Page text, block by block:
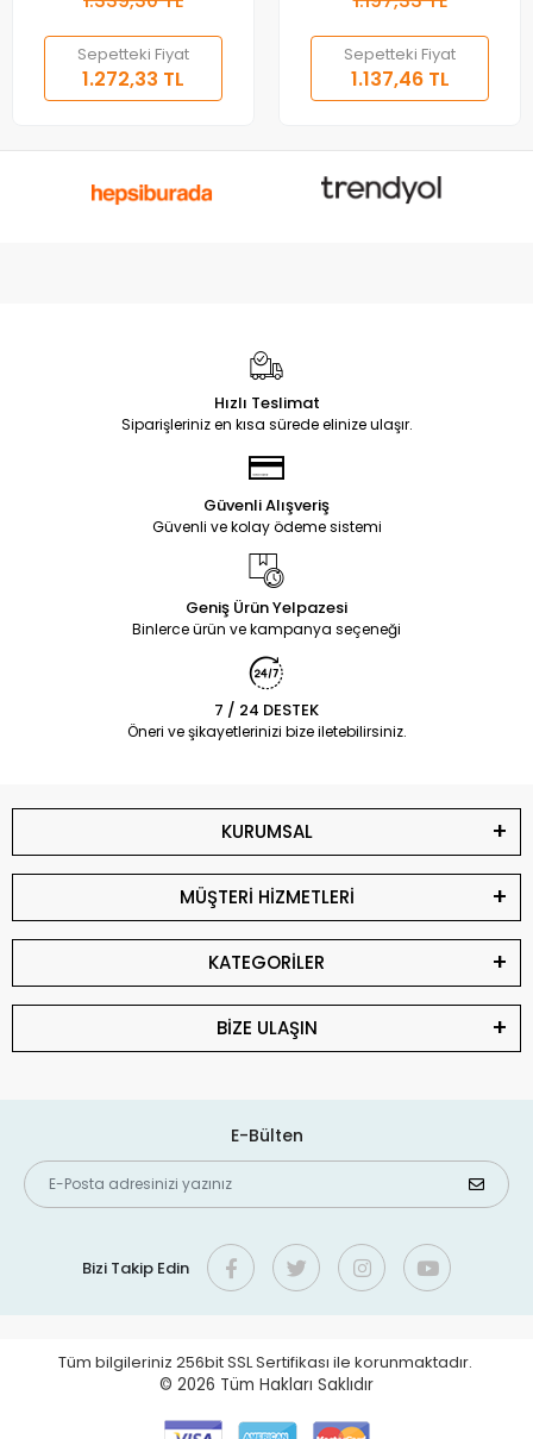
Sepetteki Fiyat
1.272,33 TL
Sepetteki Fiyat
1.137,46 TL
Hızlı Teslimat
Siparişleriniz en kısa sürede elinize ulaşır.
Güvenli Alışveriş
Güvenli ve kolay ödeme sistemi
Geniş Ürün Yelpazesi
Binlerce ürün ve kampanya seçeneği
7 / 24 DESTEK
Öneri ve şikayetlerinizi bize iletebilirsiniz.
KURUMSAL
MÜŞTERİ HİZMETLERİ
KATEGORİLER
BİZE ULAŞIN
E-Bülten
Bizi Takip Edin
Tüm bilgileriniz 256bit SSL Sertifikası ile korunmaktadır.
© 2026 Tüm Hakları Saklıdır